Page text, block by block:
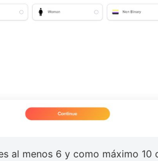
al menos 6 y como máximo 10